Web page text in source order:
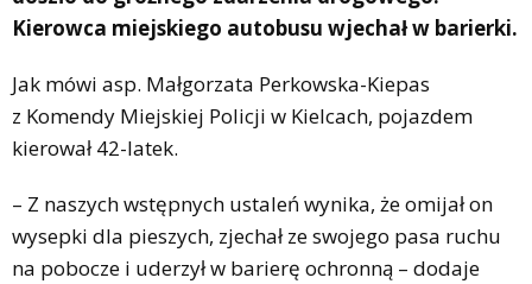
Kierowca miejskiego autobusu wjechał w barierki.
Jak mówi asp. Małgorzata Perkowska-Kiepas
z Komendy Miejskiej Policji w Kielcach, pojazdem
kierował 42-latek.
– Z naszych wstępnych ustaleń wynika, że omijał on
wysepki dla pieszych, zjechał ze swojego pasa ruchu
na pobocze i uderzył w barierę ochronną – dodaje